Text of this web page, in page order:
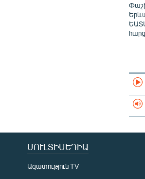
ՄՈՒԼՏԻՄԵԴԻԱ
Ազատություն TV